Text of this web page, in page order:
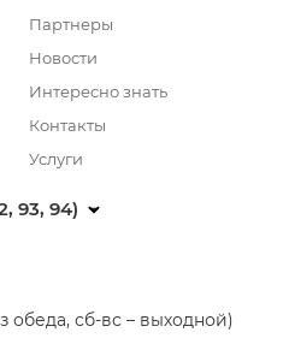
Партнеры
Новости
Интересно знать
Контакты
Услуги
93, 94)
обеда, сб-вс – выходной)